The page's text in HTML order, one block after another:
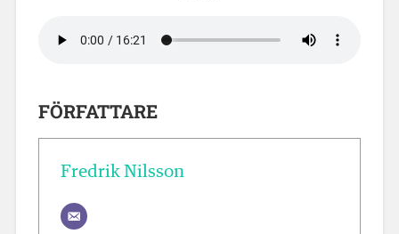
FÖRFATTARE
Fredrik Nilsson